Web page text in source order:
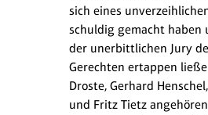
sich eines
schuldig gemacht haben
der unerbittlichen Jury
Gerechten ertappen
Droste, Gerhard
und Fritz Tietz